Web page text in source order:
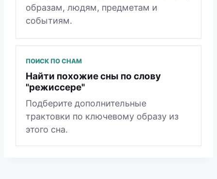
образам, людям, предметам и
событиям.
ПОИСК ПО СНАМ
Найти похожие сны по слову
"режиссере"
Подберите дополнительные
трактовки по ключевому образу из
этого сна.